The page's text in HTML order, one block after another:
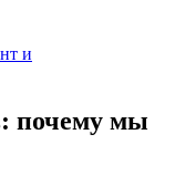
и
почему мы